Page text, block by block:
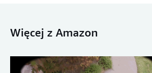
Więcej z Amazon